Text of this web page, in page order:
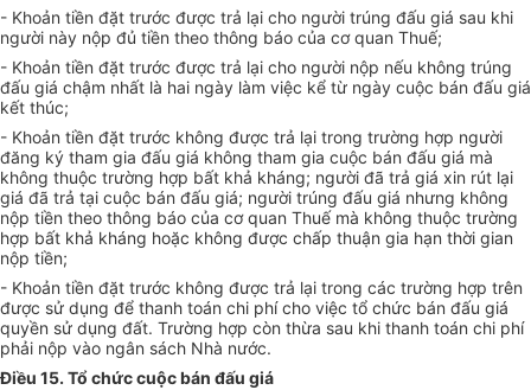
- Khoản tiền đặt trước được trả lại cho người trúng đấu giá sau khi
người này nộp đủ tiền theo thông báo của cơ quan Thuế;
- Khoản tiền đặt trước được trả lại cho người nộp nếu không trúng
đấu giá chậm nhất là hai ngày làm việc kể từ ngày cuộc bán đấu giá
kết thúc;
- Khoản tiền đặt trước không được trả lại trong trường hợp người
đăng ký tham gia đấu giá không tham gia cuộc bán đấu giá mà
không thuộc trường hợp bất khả kháng; người đã trả giá xin rút lại
giá đã trả tại cuộc bán đấu giá; người trúng đấu giá nhưng không
nộp tiền theo thông báo của cơ quan Thuế mà không thuộc trường
hợp bất khả kháng hoặc không được chấp thuận gia hạn thời gian
nộp tiền;
- Khoản tiền đặt trước không được trả lại trong các trường hợp trên
được sử dụng để thanh toán chi phí cho việc tổ chức bán đấu giá
quyền sử dụng đất. Trường hợp còn thừa sau khi thanh toán chi phí
phải nộp vào ngân sách Nhà nước.
Điều 15. Tổ chức cuộc bán đấu giá